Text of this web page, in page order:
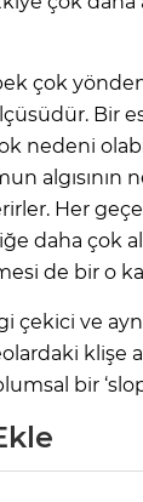
çok
Bir
nedeni
algısının
Her
daha çok
de bir o
çekici ve
klişe
bir